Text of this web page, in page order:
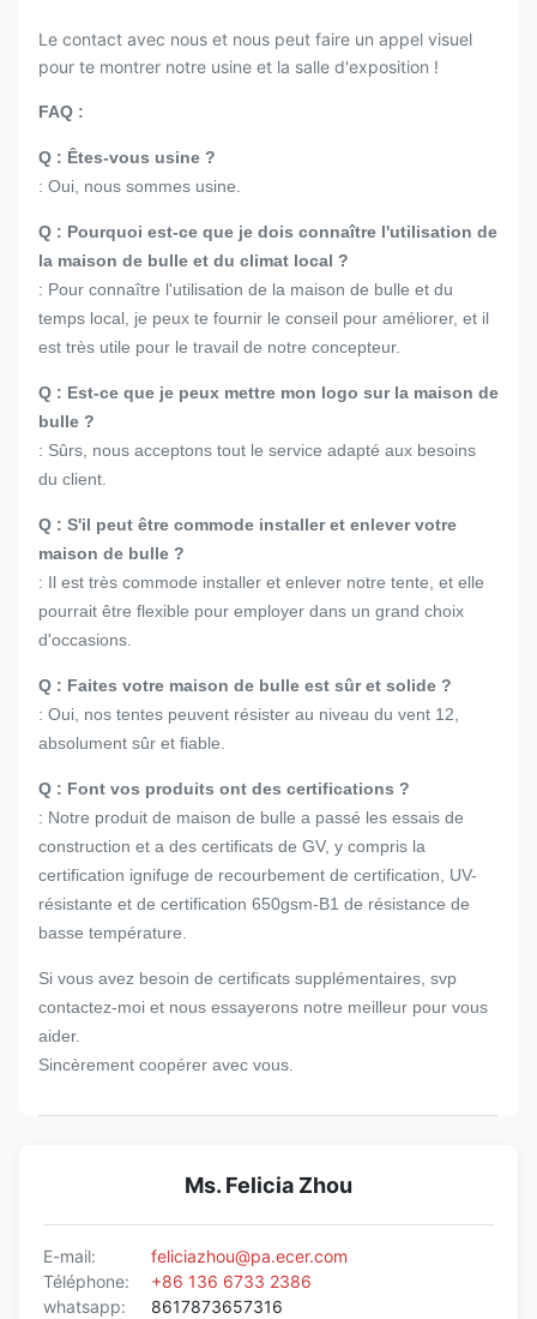
Le contact avec nous et nous peut faire un appel visuel
pour te montrer notre usine et la salle d'exposition !
FAQ :
Q : Êtes-vous usine ?
: Oui, nous sommes usine.
Q : Pourquoi est-ce que je dois connaître l'utilisation de
la maison de bulle et du climat local ?
: Pour connaître l'utilisation de la maison de bulle et du
temps local, je peux te fournir le conseil pour améliorer, et il
est très utile pour le travail de notre concepteur.
Q : Est-ce que je peux mettre mon logo sur la maison de
bulle ?
: Sûrs, nous acceptons tout le service adapté aux besoins
du client.
Q : S'il peut être commode installer et enlever votre
maison de bulle ?
: Il est très commode installer et enlever notre tente, et elle
pourrait être flexible pour employer dans un grand choix
d'occasions.
Q : Faites votre maison de bulle est sûr et solide ?
: Oui, nos tentes peuvent résister au niveau du vent 12,
absolument sûr et fiable.
Q : Font vos produits ont des certifications ?
: Notre produit de maison de bulle a passé les essais de
construction et a des certificats de GV, y compris la
certification ignifuge de recourbement de certification, UV-
résistante et de certification 650gsm-B1 de résistance de
basse température.
Si vous avez besoin de certificats supplémentaires, svp
contactez-moi et nous essayerons notre meilleur pour vous
aider.
Sincèrement coopérer avec vous.
Ms. Felicia Zhou
E-mail:
feliciazhou@pa.ecer.com
Téléphone:
+86 136 6733 2386
whatsapp:
8617873657316